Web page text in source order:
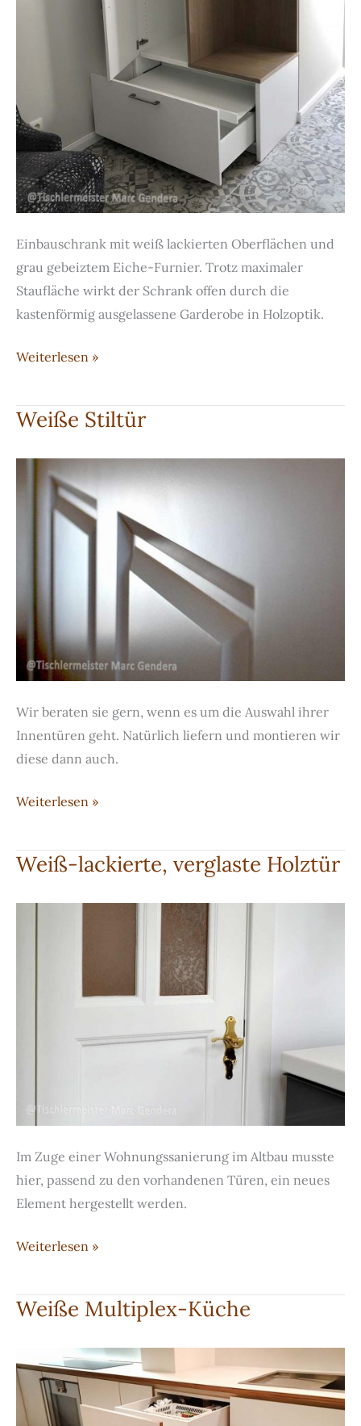
Einbauschrank mit weiß lackierten Oberflächen und
grau gebeiztem Eiche-Furnier. Trotz maximaler
Staufläche wirkt der Schrank offen durch die
kastenförmig ausgelassene Garderobe in Holzoptik.
Einbau-
Weiterlesen »
Weiße Stiltür
Wir beraten sie gern, wenn es um die Auswahl ihrer
Innentüren geht. Natürlich liefern und montieren wir
diese dann auch.
Weiße
Weiterlesen »
Weiß-lackierte, verglaste Holztür
Im Zuge einer Wohnungssanierung im Altbau musste
hier, passend zu den vorhandenen Türen, ein neues
Element hergestellt werden.
Weiß-
verglaste
Holztür
Weiterlesen »
Weiße Multiplex-Küche